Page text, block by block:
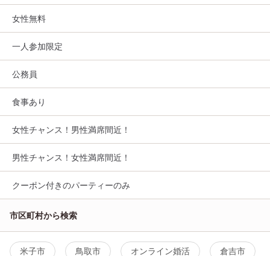
女性無料
一人参加限定
公務員
食事あり
女性チャンス！男性満席間近！
男性チャンス！女性満席間近！
クーポン付きのパーティーのみ
市区町村から検索
米子市 鳥取市 オンライン婚活 倉吉市